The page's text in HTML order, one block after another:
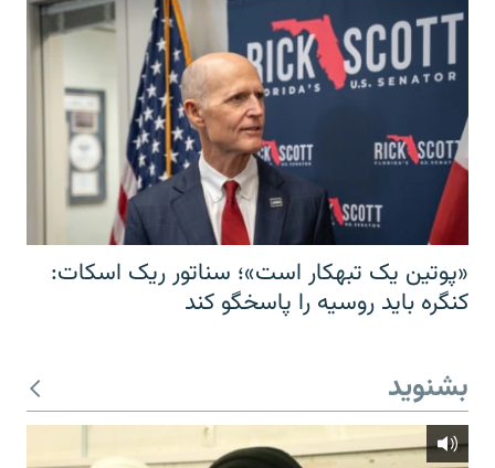
«پوتین یک تبهکار است»؛ سناتور ریک اسکات:
کنگره باید روسیه را پاسخگو کند
بشنوید